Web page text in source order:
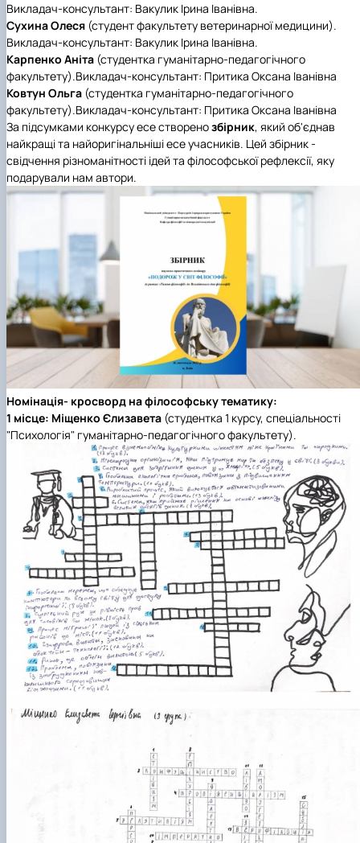
Викладач-консультант: Вакулик Ірина Іванівна.
Сухина Олеся (студент факультету ветеринарної медицини).
Викладач-консультант: Вакулик Ірина Іванівна.
Карпенко Аніта (студентка гуманітарно-педагогічного
факультету).Викладач-консультант: Притика Оксана Іванівна
Ковтун Ольга (студентка гуманітарно-педагогічного
факультету).Викладач-консультант: Притика Оксана Іванівна
За підсумками конкурсу есе створенозбірник, який об'єднав
найкращі та найоригінальніші есе учасників. Цей збірник -
свідчення різноманітності ідей та філософської рефлексії, яку
подарували нам автори.
Номінація- кросворд на філософську тематику:
1 місце: Міщенко Єлизавета (студентка 1 курсу, спеціальності
"Психологія" гуманітарно-педагогічного факультету).